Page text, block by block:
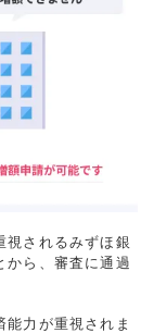
視されるみずほ銀
から、審査に通過
力が重視されま